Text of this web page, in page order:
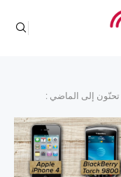
تحنّون إلى الماضي :